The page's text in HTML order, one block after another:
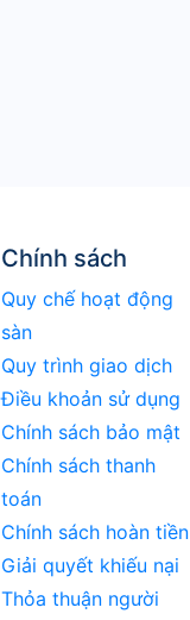
Chính sách
Quy chế hoạt động
sàn
Quy trình giao dịch
Điều khoản sử dụng
Chính sách bảo mật
Chính sách thanh
toán
Chính sách hoàn tiền
Giải quyết khiếu nại
Thỏa thuận người